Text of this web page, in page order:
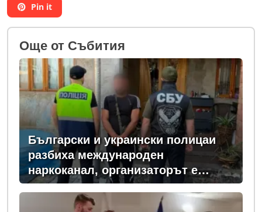
Pin it
Oще от Събития
Български и украински полицаи
разбиха международен
наркоканал, организаторът е
задържан у нас